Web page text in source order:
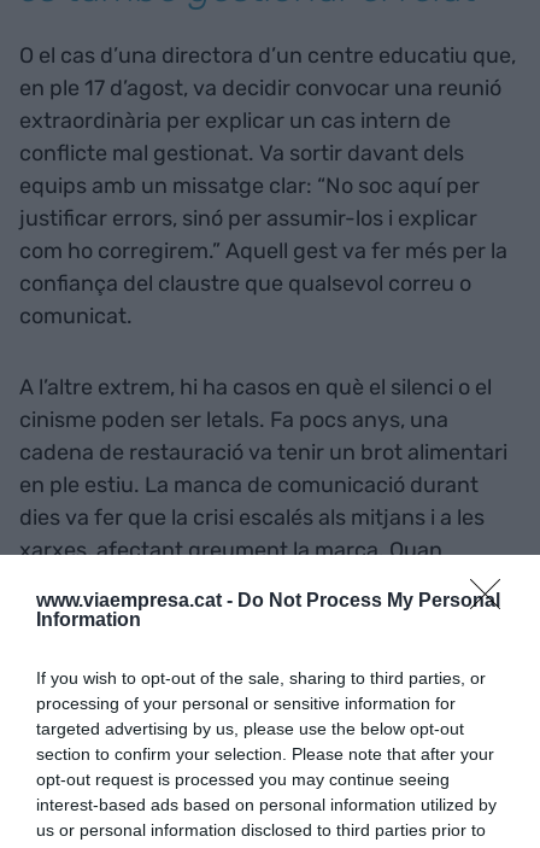
www.viaempresa.cat - Do Not Process My Personal
Information
If you wish to opt-out of the sale, sharing to third parties, or
processing of your personal or sensitive information for
targeted advertising by us, please use the below opt-out
section to confirm your selection. Please note that after your
opt-out request is processed you may continue seeing
interest-based ads based on personal information utilized by
us or personal information disclosed to third parties prior to
O el cas d’una directora d’un centre educatiu que,
en ple 17 d’agost, va decidir convocar una reunió
extraordinària per explicar un cas intern de
conflicte mal gestionat. Va sortir davant dels
equips amb un missatge clar: “No soc aquí per
justificar errors, sinó per assumir-los i explicar
com ho corregirem.” Aquell gest va fer més per la
confiança del claustre que qualsevol correu o
comunicat.
A l’altre extrem, hi ha casos en què el silenci o el
cinisme poden ser letals. Fa pocs anys, una
cadena de restauració va tenir un brot alimentari
en ple estiu. La manca de comunicació durant
dies va fer que la crisi escalés als mitjans i a les
xarxes, afectant greument la marca. Quan
Quatre claus per
comunicar en temps
difícils (fins i tot a l’agost)
Mostra’t abans de tenir-ho tot resolt. Millor